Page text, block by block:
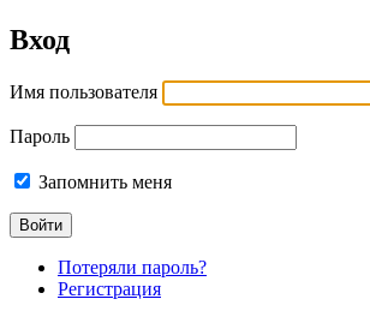
Вход
Имя пользователя
Пароль
Запомнить меня
Потеряли пароль?
Регистрация